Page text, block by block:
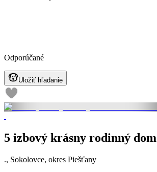
Odporúčané
Uložiť hľadanie
5 izbový krásny rodinný dom
., Sokolovce, okres Piešťany